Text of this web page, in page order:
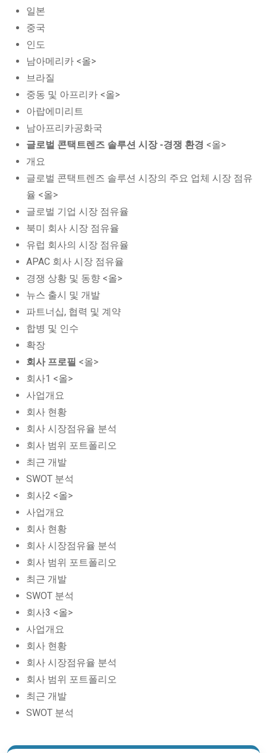
일본
중국
인도
남아메리카 <올>
브라질
중동 및 아프리카 <올>
아랍에미리트
남아프리카공화국
글로벌 콘택트렌즈 솔루션 시장 -경쟁 환경 <올>
개요
글로벌 콘택트렌즈 솔루션 시장의 주요 업체 시장 점유
율 <올>
글로벌 기업 시장 점유율
북미 회사 시장 점유율
유럽 회사의 시장 점유율
APAC 회사 시장 점유율
경쟁 상황 및 동향 <올>
뉴스 출시 및 개발
파트너십, 협력 및 계약
합병 및 인수
확장
회사 프로필 <올>
회사1 <올>
사업개요
회사 현황
회사 시장점유율 분석
회사 범위 포트폴리오
최근 개발
SWOT 분석
회사2 <올>
사업개요
회사 현황
회사 시장점유율 분석
회사 범위 포트폴리오
최근 개발
SWOT 분석
회사3 <올>
사업개요
회사 현황
회사 시장점유율 분석
회사 범위 포트폴리오
최근 개발
SWOT 분석